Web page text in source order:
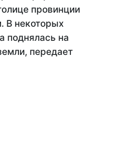
провинции
В некоторых
поднялась на
передает